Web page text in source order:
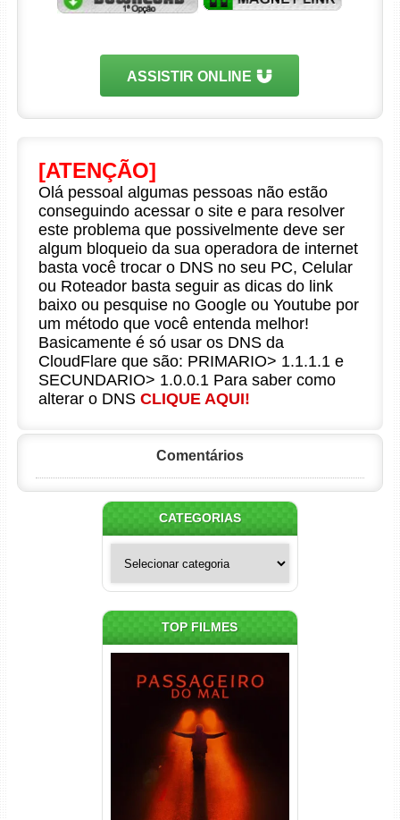
ASSISTIR ONLINE
[ATENÇÃO]
Olá pessoal algumas pessoas não estão
conseguindo acessar o site e para resolver
este problema que possivelmente deve ser
algum bloqueio da sua operadora de internet
basta você trocar o DNS no seu PC, Celular
ou Roteador basta seguir as dicas do link
baixo ou pesquise no Google ou Youtube por
um método que você entenda melhor!
Basicamente é só usar os DNS da
CloudFlare que são: PRIMARIO> 1.1.1.1 e
SECUNDARIO> 1.0.0.1 Para saber como
alterar o DNS CLIQUE AQUI!
Comentários
CATEGORIAS
TOP FILMES
Passageiro do Mal Torrent
(2026) WEB-DL 1080p Dual
Áudio